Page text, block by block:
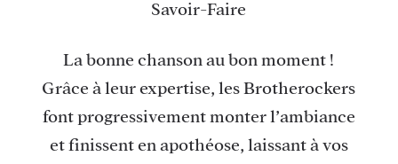
Savoir-Faire
La bonne chanson au bon moment !
Grâce à leur expertise, les Brotherockers
font progressivement monter l’ambiance
et finissent en apothéose, laissant à vos